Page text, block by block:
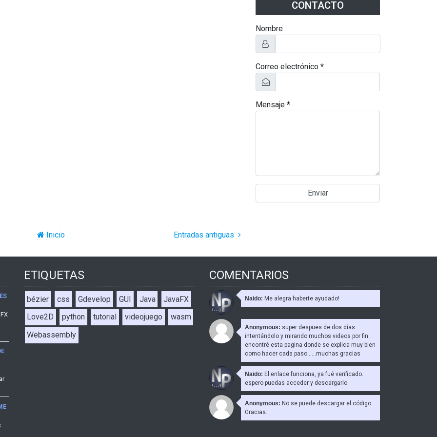
Entradas antiguas
Inicio
CONTACTO
Nombre
Correo electrónico *
Mensaje *
ETIQUETAS
bézier css Gdevelop GUI Java
JavaFX
Love2D
python tutorial videojuego
wasm
Webassembly
COMENTARIOS
Naido: Me alegra haberte ayudado!
Anonymous: super despues de dos días
intentándolo y mirando muchos videos por fin
encontré esta pagina donde se explica muy bien
como hacer cada paso .....muchas gracias
Naido: El enlace funciona, ya fué verificado.
espero puedas acceder y descargarlo
Anonymous: No se puede descargar el código.
Gracias.